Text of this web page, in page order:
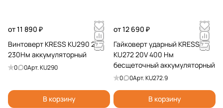
от 11 890 ₽
Винтоверт KRESS KU290 20V
230Нм аккумуляторный
0 0Арт.KU290
В корзину
от 12 690 ₽
Гайковерт ударный KRESS
KU272 20V 400 Нм
бесщеточный аккумуляторный
0 0Арт.KU272.9
В корзину